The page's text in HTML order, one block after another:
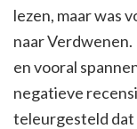
lezen, maar was
naar
en vooral
negatieve
teleurgesteld dat